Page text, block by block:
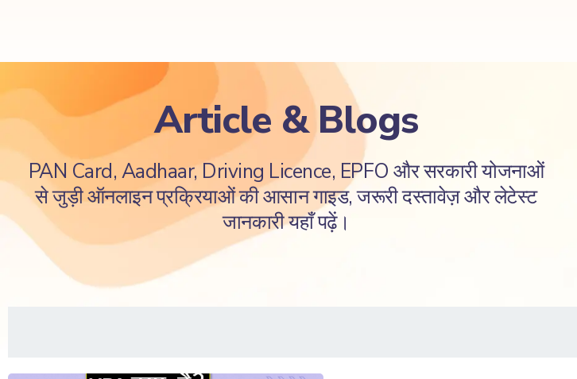
Article & Blogs
PAN Card, Aadhaar, Driving Licence, EPFO और सरकारी योजनाओं
से जुड़ी ऑनलाइन प्रक्रियाओं की आसान गाइड, जरूरी दस्तावेज़ और लेटेस्ट
जानकारी यहाँ पढ़ें।